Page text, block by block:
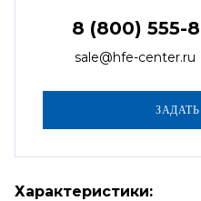
8 (800) 555-
sale@hfe-center.ru
Характеристики: